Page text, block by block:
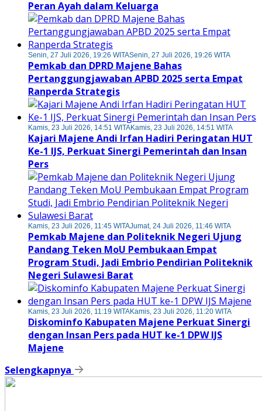
Peran Ayah dalam Keluarga
Senin, 27 Juli 2026, 19:26 WITASenin, 27 Juli 2026, 19:26 WITA
Pemkab dan DPRD Majene Bahas
Pertanggungjawaban APBD 2025 serta Empat
Ranperda Strategis
Kamis, 23 Juli 2026, 14:51 WITAKamis, 23 Juli 2026, 14:51 WITA
Kajari Majene Andi Irfan Hadiri Peringatan HUT
Ke-1 IJS, Perkuat Sinergi Pemerintah dan Insan
Pers
Kamis, 23 Juli 2026, 11:45 WITAJumat, 24 Juli 2026, 11:46 WITA
Pemkab Majene dan Politeknik Negeri Ujung
Pandang Teken MoU Pembukaan Empat
Program Studi, Jadi Embrio Pendirian Politeknik
Negeri Sulawesi Barat
Kamis, 23 Juli 2026, 11:19 WITAKamis, 23 Juli 2026, 11:20 WITA
Diskominfo Kabupaten Majene Perkuat Sinergi
dengan Insan Pers pada HUT ke-1 DPW IJS
Majene
Selengkapnya